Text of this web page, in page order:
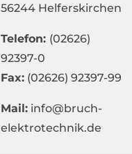
56244 Helferskirchen
Telefon: (02626)
92397-0
Fax: (02626) 92397-99
Mail: info@bruch-
elektrotechnik.de